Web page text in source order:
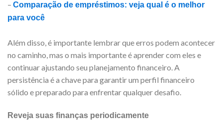
– Comparação de empréstimos: veja qual é o melhor
para você
Além disso, é importante lembrar que erros podem acontecer
no caminho, mas o mais importante é aprender com eles e
continuar ajustando seu planejamento financeiro. A
persistência é a chave para garantir um perfil financeiro
sólido e preparado para enfrentar qualquer desafio.
Reveja suas finanças periodicamente